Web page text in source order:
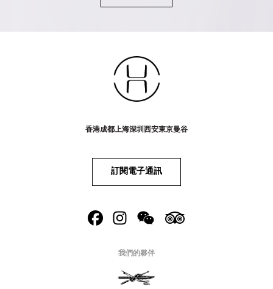
香港成都上海深圳西安東京曼谷
訂閱電子通訊
我們的夥伴